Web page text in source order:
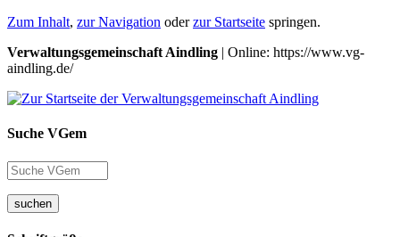
Zum Inhalt, zur Navigation oderzur Startseite springen.
Verwaltungsgemeinschaft Aindling | Online: https://www.vg-
aindling.de/
Suche VGem
suchen